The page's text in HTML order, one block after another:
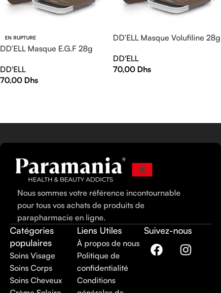
EN RUPTURE
DD’ELL Masque E.G.F 28g
DD'ELL
70,00 Dhs
DD’ELL Masque Volufiline 28g
DD'ELL
70,00 Dhs
Nous sommes votre référence incontournable
pour tous vos achats de produits de
parapharmacie en ligne.
Catégories
populaires
Soins Visage
Soins Corps
Soins Cheveux
Liens Utiles
À propos de nous
Politique de
confidentialité
Conditions
Suivez-nous